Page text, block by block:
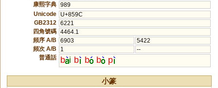
康熙字典 989
Unicode
U+859C
GB2312
6221
四角號碼 4464.1
頻序 A/B
6903
5422
頻次 A/B
1
--
普通話
b i b b b p
小篆